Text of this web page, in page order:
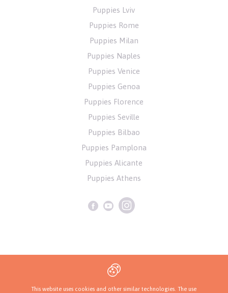
Puppies Lviv
Puppies Rome
Puppies Milan
Puppies Naples
Puppies Venice
Puppies Genoa
Puppies Florence
Puppies Seville
Puppies Bilbao
Puppies Pamplona
Puppies Alicante
Puppies Athens
Privacy Policy
This website uses cookies and other similar technologies. The use